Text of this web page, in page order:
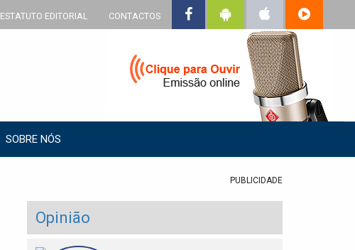
ESTATUTO EDITORIAL CONTACTOS
SOBRE NÓS
PUBLICIDADE
Opinião